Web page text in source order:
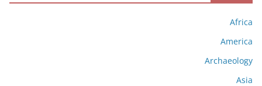
Africa
America
Archaeology
Asia